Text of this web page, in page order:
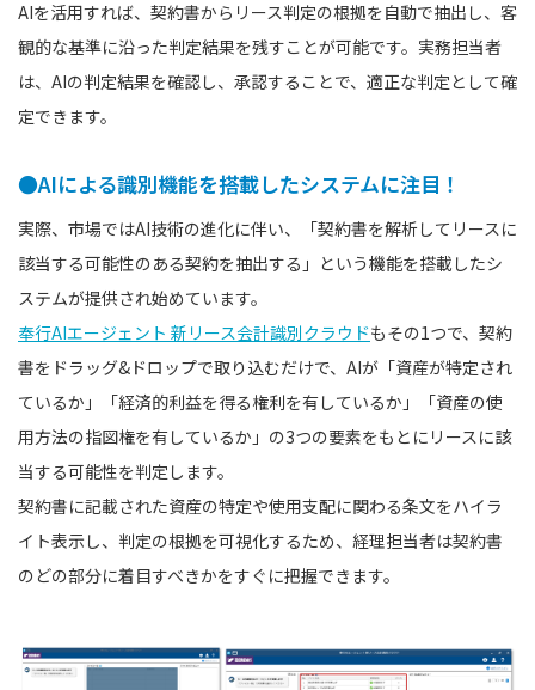
AIを活用すれば、契約書からリース判定の根拠を自動で抽出し、客
観的な基準に沿った判定結果を残すことが可能です。実務担当者
は、AIの判定結果を確認し、承認することで、適正な判定として確
定できます。
●AIによる識別機能を搭載したシステムに注目！
実際、市場ではAI技術の進化に伴い、「契約書を解析してリースに
該当する可能性のある契約を抽出する」という機能を搭載したシ
ステムが提供され始めています。
奉行AIエージェント 新リース会計識別クラウドもその1つで、契約
書をドラッグ&ドロップで取り込むだけで、AIが「資産が特定され
ているか」「経済的利益を得る権利を有しているか」「資産の使
用方法の指図権を有しているか」の3つの要素をもとにリースに該
当する可能性を判定します。
契約書に記載された資産の特定や使用支配に関わる条文をハイラ
イト表示し、判定の根拠を可視化するため、経理担当者は契約書
のどの部分に着目すべきかをすぐに把握できます。